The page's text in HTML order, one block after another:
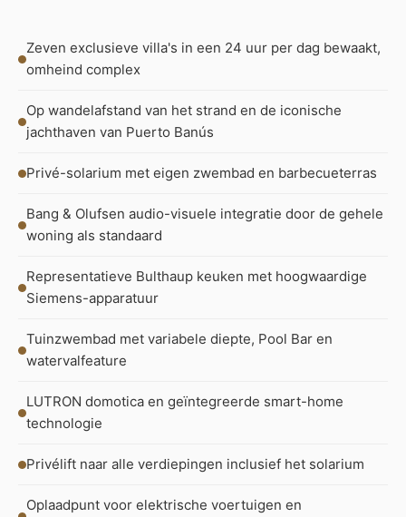
Zeven exclusieve villa's in een 24 uur per dag bewaakt,
omheind complex
Op wandelafstand van het strand en de iconische
jachthaven van Puerto Banús
Privé-solarium met eigen zwembad en barbecueterras
Bang & Olufsen audio-visuele integratie door de gehele
woning als standaard
Representatieve Bulthaup keuken met hoogwaardige
Siemens-apparatuur
Tuinzwembad met variabele diepte, Pool Bar en
watervalfeature
LUTRON domotica en geïntegreerde smart-home
technologie
Privélift naar alle verdiepingen inclusief het solarium
Oplaadpunt voor elektrische voertuigen en